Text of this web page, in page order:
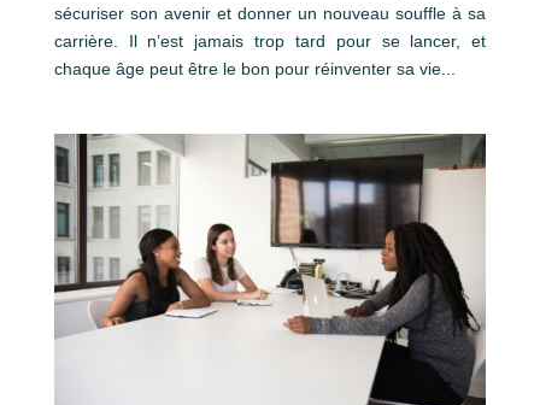
sécuriser son avenir et donner un nouveau souffle à sa
carrière. Il n’est jamais trop tard pour se lancer, et
chaque âge peut être le bon pour réinventer sa vie...